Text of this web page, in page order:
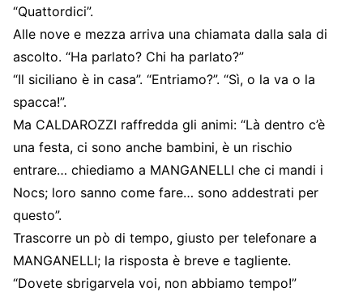
“Quattordici”.
Alle nove e mezza arriva una chiamata dalla sala di
ascolto. “Ha parlato? Chi ha parlato?”
“Il siciliano è in casa”. “Entriamo?”. “Sì, o la va o la
spacca!”.
Ma CALDAROZZI raffredda gli animi: “Là dentro c’è
una festa, ci sono anche bambini, è un rischio
entrare… chiediamo a MANGANELLI che ci mandi i
Nocs; loro sanno come fare… sono addestrati per
questo”.
Trascorre un pò di tempo, giusto per telefonare a
MANGANELLI; la risposta è breve e tagliente.
“Dovete sbrigarvela voi, non abbiamo tempo!”